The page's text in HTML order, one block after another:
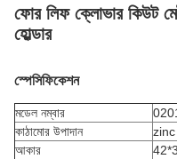
ফোর লিফ ক্লোভার কিউট
হোল্ডার
স্পেসিফিকেশন
মডেল নম্বার
কাঠামোর উপাদান
zinc
আকার